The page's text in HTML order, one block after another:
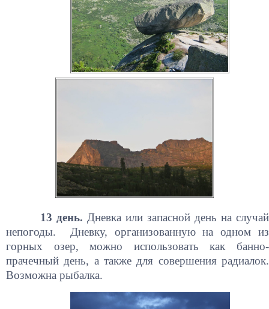
13 день. Дневка или запасной день на случай
непогоды. Дневку, организованную на одном из
горных озер, можно использовать как банно-
прачечный день, а также для совершения радиалок.
Возможна рыбалка.